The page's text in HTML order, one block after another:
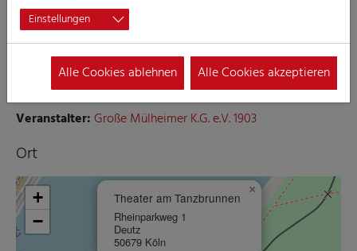
Mädchensitzung der Große Mülheimer
K.G.
08.02.2023 17:40
Damensitzung
Theater am Tanzbrunnen
Veranstalter: Große Mülheimer K.G. e.V. 1903
Ort
Theater am Tanzbrunnen
Rheinparkweg 1
Deutz
50679 Köln
×
+
−
Einstellungen
Alle Cookies ablehnen Alle Cookies akzeptieren